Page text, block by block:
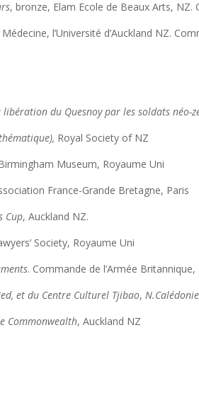
, bronze, Elam Ecole de Beaux Arts, NZ.
l’Université d’Auckland NZ.
libération du Quesnoy par les soldats néo-
Royal Society of NZ
Museum, Royaume Uni
France-Grande Bretagne, Paris
Cup, Auckland NZ.
Society, Royaume Uni
. Commande de l’Armée
et du Centre Culturel Tjibao,
Commonwealth, Auckland NZ